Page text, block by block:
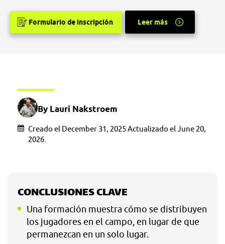
Formulario de inscripción Leer más
By Lauri Nakstroem
Creado el December 31, 2025 Actualizado el June 20,
2026.
CONCLUSIONES CLAVE
Una formación muestra cómo se distribuyen
los jugadores en el campo, en lugar de que
permanezcan en un solo lugar.